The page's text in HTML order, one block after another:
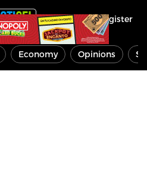
Register
Economy Opinions